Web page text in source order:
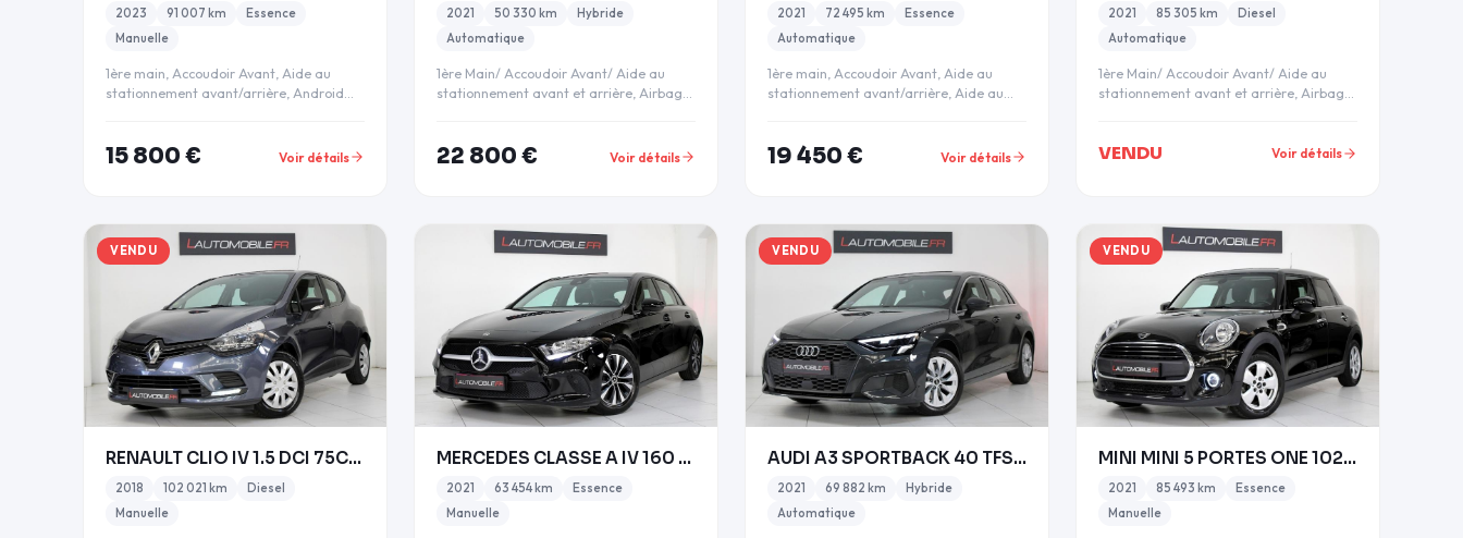
2023 91 007 km
Essence
Manuelle
1ère main, Accoudoir Avant, Aide au
stationnement avant/arrière, Android
15 800 € Voir détails
2021 50 330 km
Hybride
Automatique
1ère Main/ Accoudoir Avant/ Aide au
stationnement avant et arrière, Airbag
22 800 € Voir détails
2021 72 495 km
Essence
Automatique
1ère main, Accoudoir Avant, Aide au
stationnement avant/arrière, Aide au
19 450 € Voir détails
2021 85 305 km
Diesel
Automatique
1ère Main/ Accoudoir Avant/ Aide au
stationnement avant et arrière, Airbag
VENDU Voir détails
VENDU
RENAULT CLIO IV 1.5 DCI 75CH ENERGY TREND 5P
2018 102 021 km
Diesel
Manuelle
MERCEDES CLASSE A IV 160 109CH BUSINESS LINE ESSEN
2021 63 454 km
Essence
Manuelle
VENDU
AUDI A3 SPORTBACK 40 TFSI E 204CH DESIGN S TRONIC
2021 69 882 km
Hybride
Automatique
VENDU
MINI MINI 5 PORTES ONE 102CH BUSINESS DESIGN
2021 85 493 km
Essence
Manuelle